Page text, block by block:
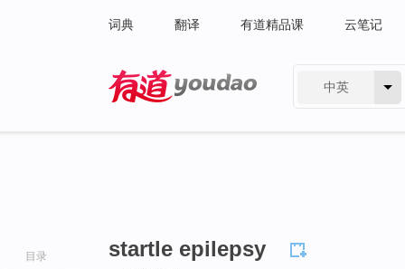
词典 翻译 有道精品课 云笔记
中英
目录 startle epilepsy